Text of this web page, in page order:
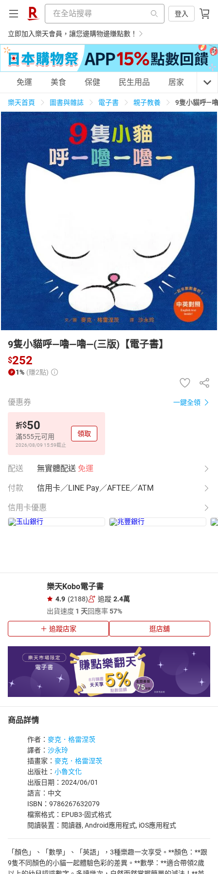
登入
立即加入樂天會員，讓您邊購物邊賺點數！
購物網分類
天天免運 美食蛋糕 養生保健
居家生活 3C家電 運動休閒 親子玩具
女裝 情趣用品
日本購物 電子/紙本書
免運 美食 保健 民生用品 居家 3C
樂天首頁 圖書與雜誌 電子書 親子教養 9隻小貓呼—
9隻小貓呼—嚕—嚕—(三版)【電子書】
$252
1% (賺2點)
優惠券 一鍵全領
折$50
滿555元可用
2026/08/09 15:59截止
領取
配送 無實體配送 免運
付款 信用卡／LINE Pay／AFTEE／ATM
信用卡優惠
樂天Kobo電子書
4.9 (2188) 追蹤 2.4萬
出貨速度 1 天回應率57%
追蹤店家 逛店舖
商品詳情
作者： 麥克．格雷涅茨
譯者： 沙永玲
插畫家： 麥克．格雷涅茨
出版社： 小魯文化
出版日期：2024/06/01
語言：中文
ISBN：9786267632079
檔案格式：EPUB3-固式格式
閱讀裝置：閱讀器, Android應用程式, iOS應用程式
「顏色」、「數學」、「英語」，3種樂趣一次享受。**顏色：**跟
9隻不同顏色的小貓一起體驗色彩的差異。**數學：**適合帶領2歲